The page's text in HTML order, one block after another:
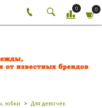
0 0
юбки Для девочек